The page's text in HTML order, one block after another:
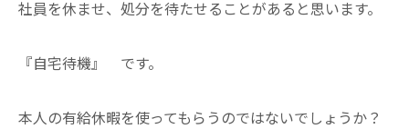
社員を休ませ、処分を待たせることがあると思います。
『自宅待機』 です。
本人の有給休暇を使ってもらうのではないでしょうか？